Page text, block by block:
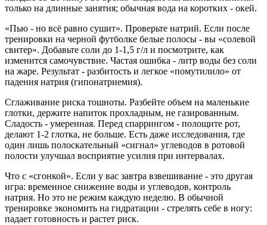
только на длинные занятия; обычная вода на коротких - окей.
«Пью - но всё равно сушит». Проверьте натрий. Если после
тренировки на черной футболке белые полосы - вы «солевой
свитер». Добавьте соли до 1-1,5 г/л и посмотрите, как
изменится самочувствие. Частая ошибка - литр воды без соли
на жаре. Результат - разбитость и легкое «помутилило» от
падения натрия (гипонатриемия).
Сглаживание риска тошноты. Разбейте объем на маленькие
глотки, держите напиток прохладным, не газированным.
Сладость - умеренная. Перед спаррингом - полощите рот,
делают 1-2 глотка, не больше. Есть даже исследования, где
один лишь полоскательный «сигнал» углеводов в ротовой
полости улучшал восприятие усилия при интервалах.
Что с «сгонкой». Если у вас завтра взвешивание - это другая
игра: временное снижение воды и углеводов, контроль
натрия. Но это не режим каждую неделю. В обычной
тренировке экономить на гидратации - стрелять себе в ногу:
падает готовность и растет риск.